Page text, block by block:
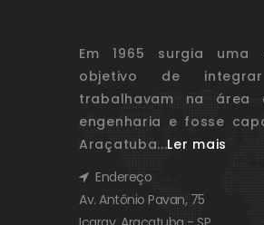
Em 1965 surgia uma
objetivo de
trabalhavam na área
engenharia e fosse
Araçatuba...Ler mais
Endereço
Av. Antônio Pavan, 75